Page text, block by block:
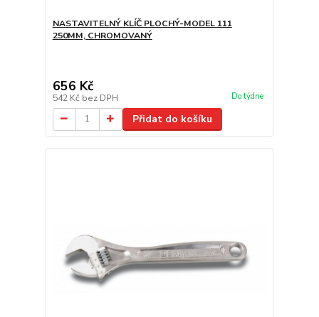
NASTAVITELNÝ KLÍČ PLOCHÝ-MODEL 111
250MM, CHROMOVANÝ
656 Kč
542 Kč bez DPH Do týdne
Přidat do košíku